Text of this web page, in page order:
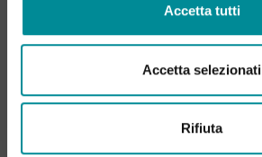
Accetta tutti
Accetta selezionati
Rifiuta